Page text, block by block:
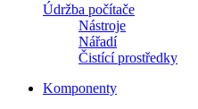
Údržba počítače
Nástroje
Nářadí
Čistící prostředky
Komponenty